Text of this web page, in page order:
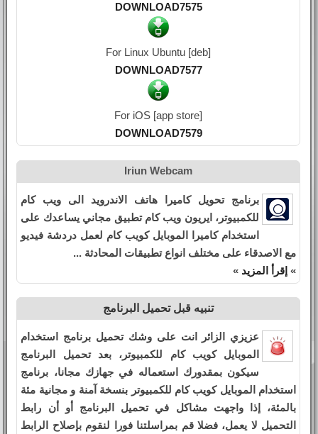
DOWNLOAD7575
For Linux Ubuntu [deb]
DOWNLOAD7577
For iOS [app store]
DOWNLOAD7579
Iriun Webcam
برنامج تحويل كاميرا هاتف الاندرويد الى ويب كام
للكمبيوتر، ايريون ويب كام تطبيق مجاني يساعدك على
استخدام كاميرا الموبايل كويب كام لعمل دردشة فيديو
مع الاصدقاء على مختلف انواع تطبيقات المحادثة ...
» إقرأ المزيد »
تنبيه قبل تحميل البرنامج
عزيزي الزائر انت على وشك تحميل برنامج استخدام
الموبايل كويب كام للكمبيوتر، بعد تحميل البرنامج
سيكون بمقدورك استعماله في جهازك مجانا، برنامج
استخدام الموبايل كويب كام للكمبيوتر بنسخة آمنة و مجانية مئة
بالمئة، إذا واجهت مشاكل في تحميل البرنامج أو أن رابط
التحميل لا يعمل، فضلا قم بمراسلتنا فورا لنقوم بإصلاح الرابط